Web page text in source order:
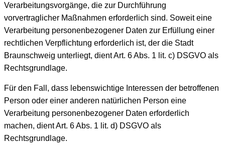
Verarbeitungsvorgänge, die zur Durchführung
vorvertraglicher Maßnahmen erforderlich sind. Soweit eine
Verarbeitung personenbezogener Daten zur Erfüllung einer
rechtlichen Verpflichtung erforderlich ist, der die Stadt
Braunschweig unterliegt, dient Art. 6 Abs. 1 lit. c) DSGVO als
Rechtsgrundlage.
Für den Fall, dass lebenswichtige Interessen der betroffenen
Person oder einer anderen natürlichen Person eine
Verarbeitung personenbezogener Daten erforderlich
machen, dient Art. 6 Abs. 1 lit. d) DSGVO als
Rechtsgrundlage.